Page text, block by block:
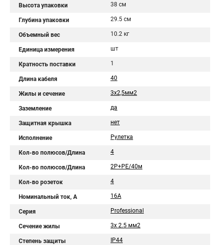
Высота упаковки 38 см
Глубина упаковки 29.5 см
Объемный вес 10.2 кг
Единица измерения шт
Кратность поставки 1
Длина кабеля 40
Жилы и сечение 3х2,5мм2
Заземление да
Защитная крышка нет
Исполнение Рулетка
Кол-во полюсов/Длина 4
Кол-во полюсов/Длина 2Р+PЕ/40м
Кол-во розеток 4
Номинальный ток, А 16A
Серия Professional
Сечение жилы 3х 2.5 мм2
Степень защиты IP44